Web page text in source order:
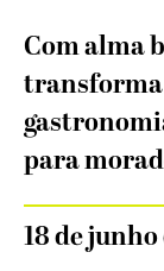
Com alma
para
18 de